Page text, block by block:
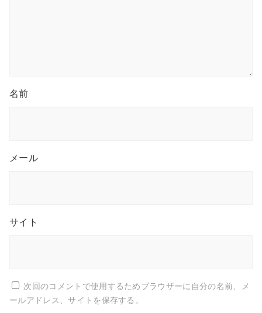
名前
メール
サイト
次回のコメントで使用するためブラウザーに自分の名前、メ
ールアドレス、サイトを保存する。